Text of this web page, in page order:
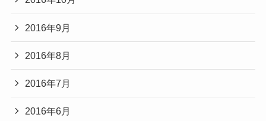
2016年9月
2016年8月
2016年7月
2016年6月